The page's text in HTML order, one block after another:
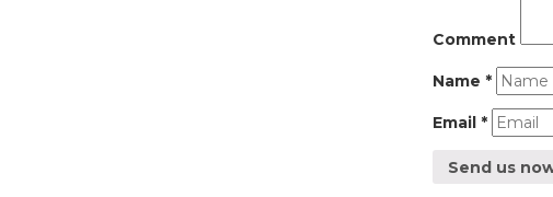
Comment
Name *
Email *